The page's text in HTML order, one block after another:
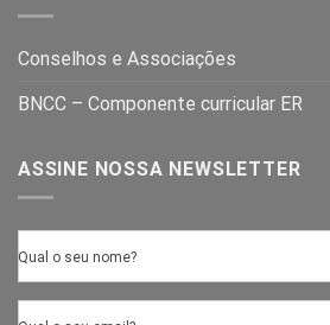
Conselhos e Associações
BNCC – Componente curricular ER
ASSINE NOSSA NEWSLETTER
Qual o seu nome?